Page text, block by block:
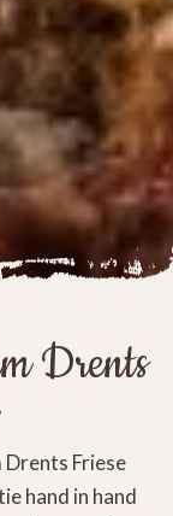
Drents
Friese
hand in hand